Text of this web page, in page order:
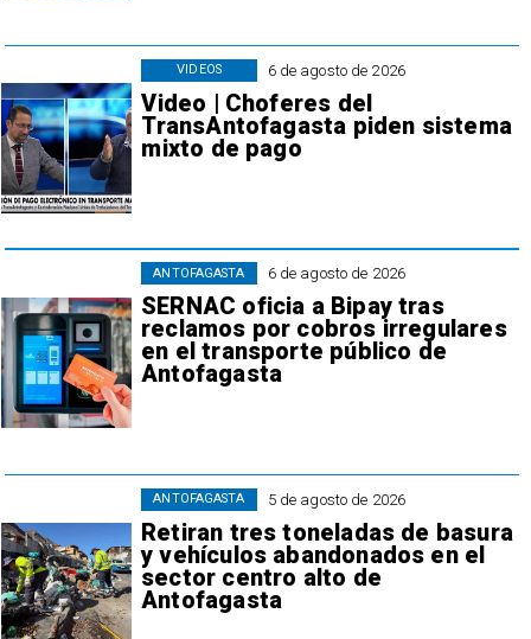
6 de agosto de 2026
Video | Choferes del
TransAntofagasta piden sistema
mixto de pago
VIDEOS
6 de agosto de 2026
SERNAC oficia a Bipay tras
reclamos por cobros irregulares
en el transporte público de
Antofagasta
ANTOFAGASTA
5 de agosto de 2026
Retiran tres toneladas de basura
y vehículos abandonados en el
sector centro alto de
Antofagasta
ANTOFAGASTA